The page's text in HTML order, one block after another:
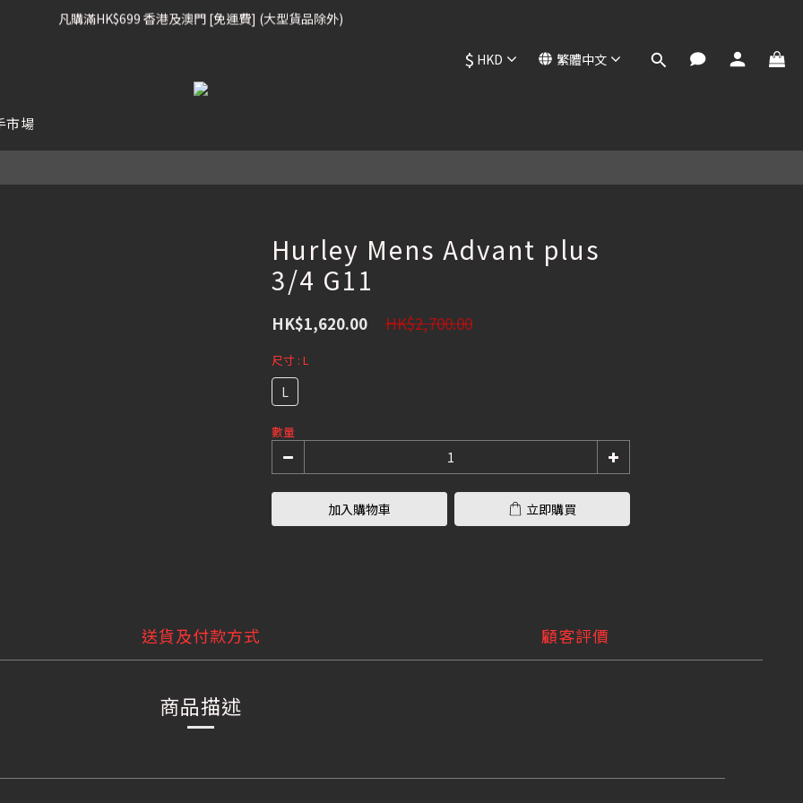
凡購滿HK$699 香港及澳門 [免運費] (大型貨品除外)
凡購滿HK$699 香港及澳門 [免運費] (大型貨品除外)
我們提供全球運送服務。（請查看運送政策）
$ HKD 繁體中文
市場
Hurley Mens Advant plus
3/4 G11
HK$2,700.00
HK$1,620.00
尺寸 : L
L
數量
加入購物車 立即購買
送貨及付款方式 顧客評價
商品描述
立即購買